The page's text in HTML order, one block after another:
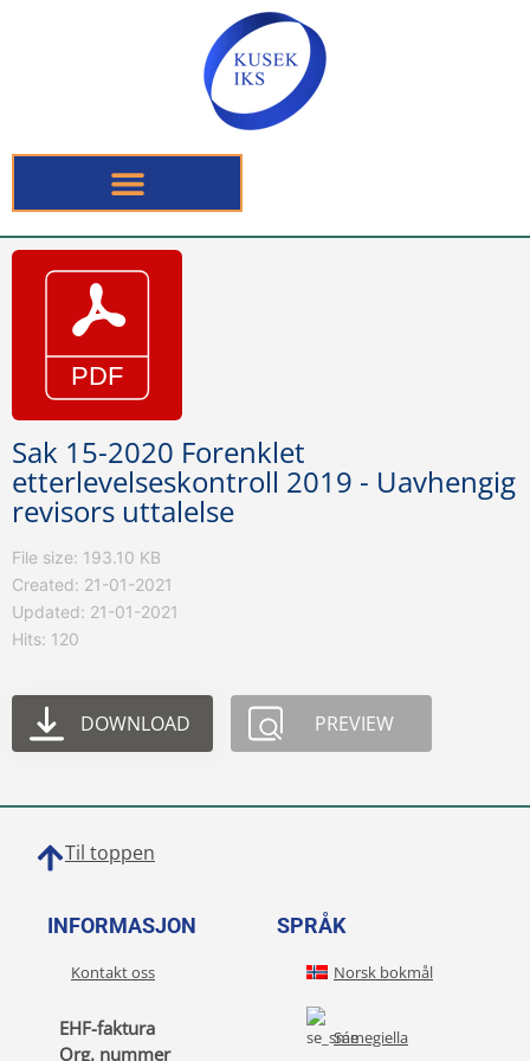
Sak 15-2020 Forenklet
etterlevelseskontroll 2019 - Uavhengig
revisors uttalelse
File size: 193.10 KB
Created: 21-01-2021
Updated: 21-01-2021
Hits: 120
DOWNLOAD PREVIEW
Til toppen
INFORMASJON
Kontakt oss
EHF-faktura
Org. nummer
SPRÅK
Norsk bokmål
Sámegiella